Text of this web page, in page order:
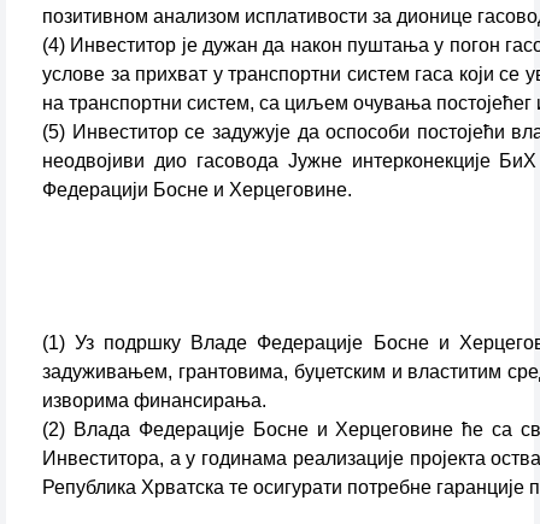
позитивном анализом исплативости за дионице
(4) Инвеститор је дужан да након пуштања у погон
услове за прихват у транспортни систем гаса који
на транспортни систем, са циљем очувања постојећег
(5) Инвеститор се задужује да оспособи постојећи
неодвојиви дио гасовода Јужне интерконекције
Федерацији Босне и Херцеговине.
(1) Уз подршку Владе Федерације Босне и
задуживањем, грантовима, буџетским и властитим
изворима финансирања.
(2) Влада Федерације Босне и Херцеговине ће са
Инвеститора, а у годинама реализације пројекта
Република Хрватска те осигурати потребне